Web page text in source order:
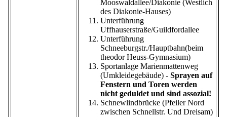
Mooswaldallee/Diakonie (Westlich
des Diakonie-Hauses)
Unterführung
Uffhauserstraße/Guildfordallee
Unterführung
Schneeburgstr./Hauptbahn(beim
theodor Heuss-Gymnasium)
Sportanlage Marienmattenweg
(Umkleidegebäude) - Sprayen auf
Fenstern und Toren werden
nicht geduldet und sind assozial!
Schnewlindbrücke (Pfeiler Nord
zwischen Schnellstr. Und Dreisam)